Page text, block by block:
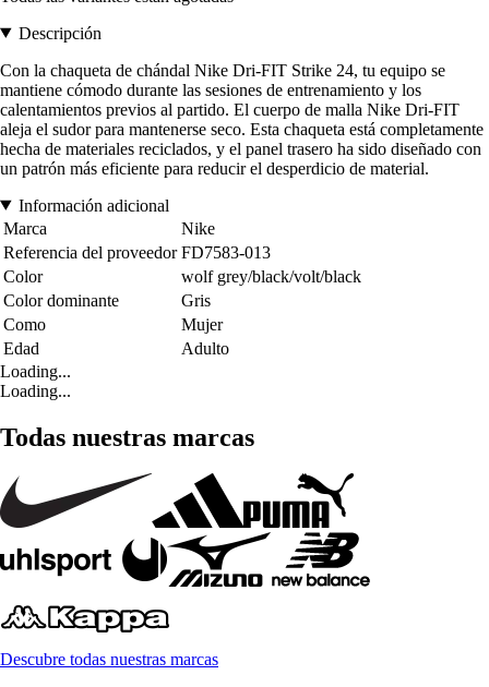
Descripción
Con la chaqueta de chándal Nike Dri-FIT Strike 24, tu equipo se
mantiene cómodo durante las sesiones de entrenamiento y los
calentamientos previos al partido. El cuerpo de malla Nike Dri-FIT
aleja el sudor para mantenerse seco. Esta chaqueta está completamente
hecha de materiales reciclados, y el panel trasero ha sido diseñado con
un patrón más eficiente para reducir el desperdicio de material.
Información adicional
Marca
Nike
Referencia del proveedor FD7583-013
Color
wolf grey/black/volt/black
Color dominante
Gris
Como
Mujer
Edad
Adulto
Loading...
Loading...
Todas nuestras marcas
Descubre todas nuestras marcas